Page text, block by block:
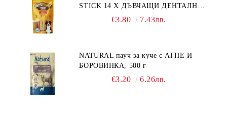
STICK 14 X ДЪВЧАЩИ ДЕНТАЛНИ
СОЛЕТИ за куче, УВИТИ
€3.80 7.43лв.
NATURAL пауч за куче с АГНЕ И
БОРОВИНКА, 500 г
€3.20 6.26лв.